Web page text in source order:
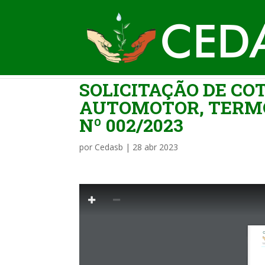
SOLICITAÇÃO DE
AUTOMOTOR,
Nº 002/2023
por Cedasb | 28 abr 2023